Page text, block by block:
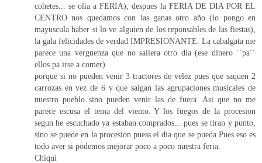
cohetes... se olia a FERIA), despues la FERIA DE DIA POR EL
CENTRO nos quedamos con las ganas otro año (lo pongo en
mayuscula haber si lo ve alguien de los reponsables de las fiestas),
la gala felicidades de verdad IMPRESIONANTE. La cabalgata me
parece una verguenza que no saliera otro dia (ese dinero ``pa´´
ellos pa irse a comer)
porque si no pueden venir 3 tractores de velez pues que saquen 2
carrozas en vez de 6 y que salgan las agrupaciones musicales de
nuestro pueblo sino pueden venir las de fuera. Asi que no me
parece escusa el tema del viento. Y los fuegos de la procesion
segun he escuchado ya estaban comprados... pues se tiran y punto,
sino se puede en la procesion puess el dia que se pueda.Pues eso es
todo aver si podemos mejorar poco a poco nuestra feria.
Chiqui